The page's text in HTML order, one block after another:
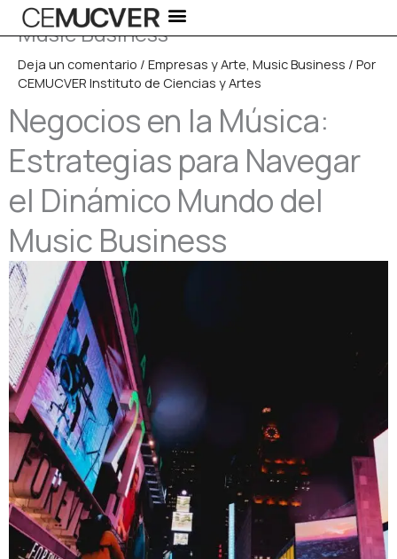
al
para Navegar el Dinámico Mundo del
Music Business
Deja un comentario / Empresas y Arte, Music Business / Por
CEMUCVER Instituto de Ciencias y Artes
Negocios en la Música:
Estrategias para Navegar
el Dinámico Mundo del
Music Business